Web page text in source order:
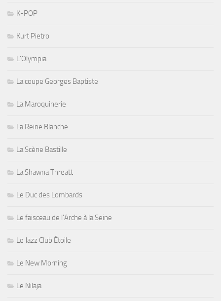
K-POP
Kurt Pietro
L'Olympia
La coupe Georges Baptiste
La Maroquinerie
La Reine Blanche
La Scène Bastille
La Shawna Threatt
Le Duc des Lombards
Le faisceau de l'Arche à la Seine
Le Jazz Club Étoile
Le New Morning
Le Nilaja